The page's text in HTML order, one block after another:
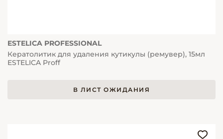
ESTELICA PROFESSIONAL
Кератолитик для удаления кутикулы (ремувер), 15мл
ESTELICA Proff
В ЛИСТ ОЖИДАНИЯ